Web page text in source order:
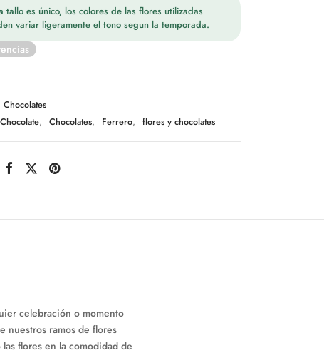
tallo es único, los colores de las flores utilizadas
variar ligeramente el tono segun la temporada.
Chocolates
Chocolate, Chocolates, Ferrero, flores y chocolates
celebración o momento
nuestros ramos de flores
flores en la comodidad de